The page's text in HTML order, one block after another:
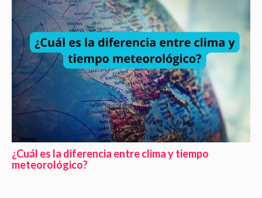
¿Cuál es la diferencia entre clima y tiempo
meteorológico?